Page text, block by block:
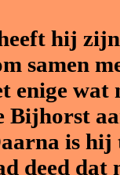
hij
samen
enige
Bijhorst
is
deed